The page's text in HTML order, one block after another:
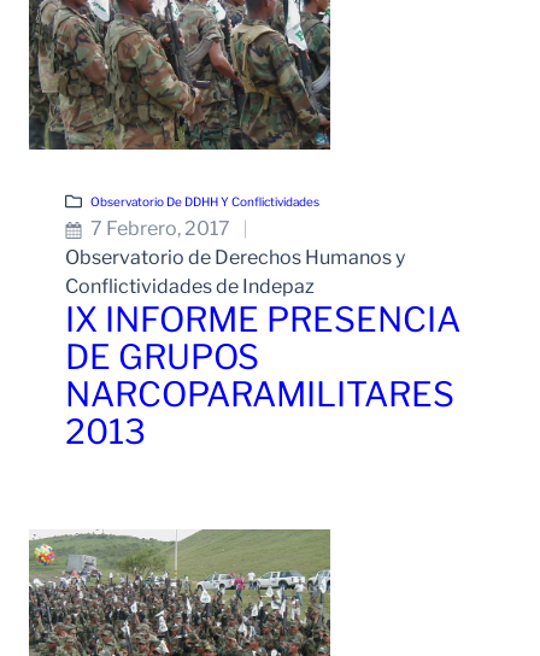
Observatorio De DDHH Y Conflictividades
7 Febrero, 2017
Observatorio de Derechos Humanos y
Conflictividades de Indepaz
IX INFORME PRESENCIA
DE GRUPOS
NARCOPARAMILITARES
2013